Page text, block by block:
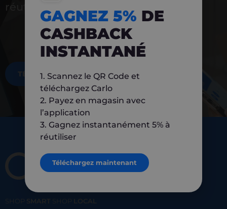
réutiliser
TÉLÉCHARGEZ MAINTENANT
SHOP SMART SHOP
LOCAL
GAGNEZ 5% DE
CASHBACK
INSTANTANÉ
1. Scannez le QR Code et
téléchargez Carlo
2. Payez en magasin avec
l’application
3. Gagnez instantanément 5% à
réutiliser
Téléchargez maintenant